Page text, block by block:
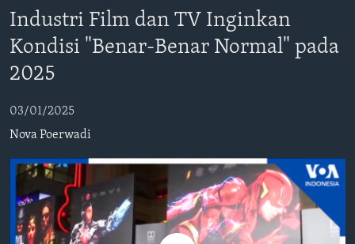
Utama
Lanjut
ke
Navigasi
Lanjut
ke
POLYGRAPH
DAFTAR PROGRAM
IKUTI KAMI
Bahasa-bahasa
Industri Film dan TV Inginkan
Kondisi "Benar-Benar Normal" pada
2025
03/01/2025
Nova Poerwadi